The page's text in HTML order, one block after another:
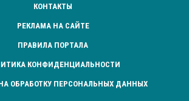
КОНТАКТЫ
РЕКЛАМА НА САЙТЕ
ПРАВИЛА ПОРТАЛА
КОНФИДЕНЦИАЛЬНОСТИ
ОБРАБОТКУ ПЕРСОНАЛЬНЫХ ДАННЫХ